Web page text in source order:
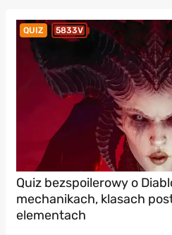
QUIZ 5833V
Quiz bezspoilerowy o
mechanikach, klasach
elementach